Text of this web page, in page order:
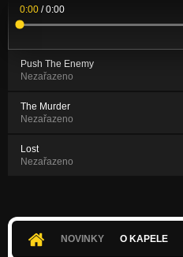
0:00 /0:00
Push The Enemy
Nezařazeno
The Murder
Nezařazeno
Lost
Nezařazeno
NOVINKY O KAPELE